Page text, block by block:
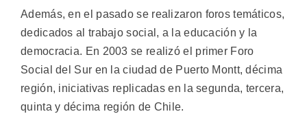
Además, en el pasado se realizaron foros temáticos,
dedicados al trabajo social, a la educación y la
democracia. En 2003 se realizó el primer Foro
Social del Sur en la ciudad de Puerto Montt, décima
región, iniciativas replicadas en la segunda, tercera,
quinta y décima región de Chile.